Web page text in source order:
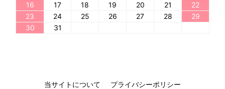
16
17 18 19 20 21
22
23
24 25 26 27 28
29
30
31
当サイトについて
プライバシーポリシー